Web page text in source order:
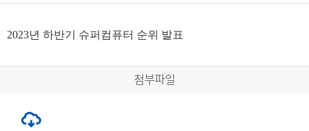
2023년 하반기 슈퍼컴퓨터 순위 발표
첨부파일